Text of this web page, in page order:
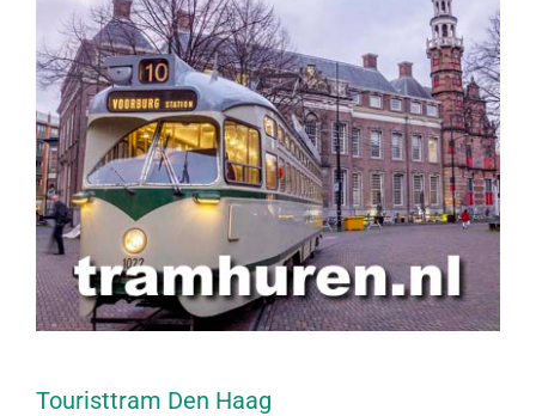
Touristtram Den Haag